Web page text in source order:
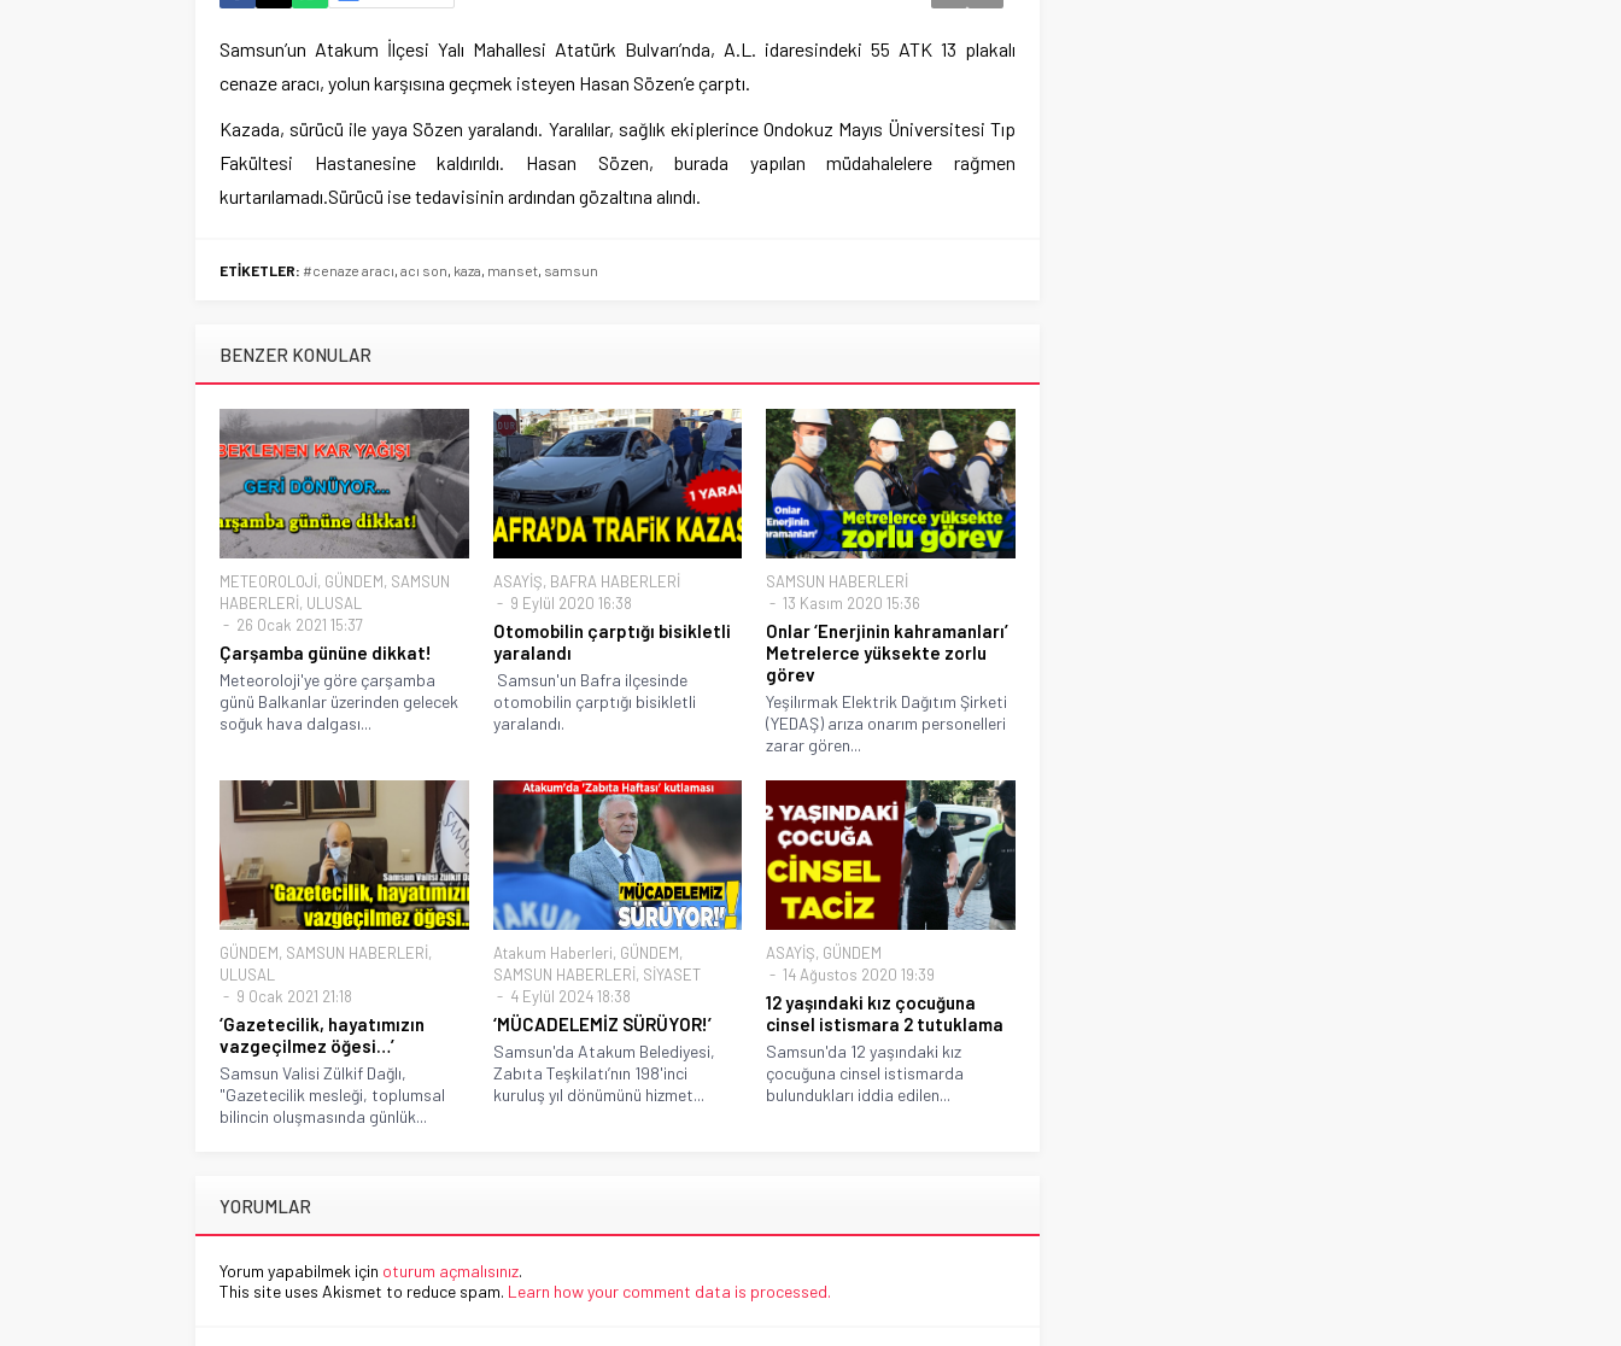
Samsun’un Atakum İlçesi Yalı Mahallesi Atatürk Bulvarı’nda, A.L. idaresindeki 55 ATK 13 plakalı
cenaze aracı, yolun karşısına geçmek isteyen Hasan Sözen’e çarptı.
Kazada, sürücü ile yaya Sözen yaralandı. Yaralılar, sağlık ekiplerince Ondokuz Mayıs Üniversitesi Tıp
Fakültesi Hastanesine kaldırıldı. Hasan Sözen, burada yapılan müdahalelere rağmen
kurtarılamadı.Sürücü ise tedavisinin ardından gözaltına alındı.
ETİKETLER: #cenaze aracı, acı son, kaza, manset, samsun
BENZER KONULAR
METEOROLOJİ, GÜNDEM, SAMSUN
HABERLERİ, ULUSAL
26 Ocak 2021 15:37
Çarşamba gününe dikkat!
Meteoroloji'ye göre çarşamba
günü Balkanlar üzerinden gelecek
soğuk hava dalgası...
ASAYİŞ, BAFRA HABERLERİ
9 Eylül 2020 16:38
Otomobilin çarptığı bisikletli
yaralandı
Samsun'un Bafra ilçesinde
otomobilin çarptığı bisikletli
yaralandı.
SAMSUN HABERLERİ
13 Kasım 2020 15:36
Onlar ‘Enerjinin kahramanları’
Metrelerce yüksekte zorlu
görev
Yeşilırmak Elektrik Dağıtım Şirketi
(YEDAŞ) arıza onarım personelleri
zarar gören...
GÜNDEM, SAMSUN HABERLERİ,
ULUSAL
9 Ocak 2021 21:18
‘Gazetecilik, hayatımızın
vazgeçilmez öğesi…’
Samsun Valisi Zülkif Dağlı,
"Gazetecilik mesleği, toplumsal
bilincin oluşmasında günlük...
Atakum Haberleri, GÜNDEM,
SAMSUN HABERLERİ, SİYASET
4 Eylül 2024 18:38
‘MÜCADELEMİZ SÜRÜYOR!’
Samsun'da Atakum Belediyesi,
Zabıta Teşkilatı’nın 198'inci
kuruluş yıl dönümünü hizmet...
ASAYİŞ, GÜNDEM
14 Ağustos 2020 19:39
12 yaşındaki kız çocuğuna
cinsel istismara 2 tutuklama
Samsun'da 12 yaşındaki kız
çocuğuna cinsel istismarda
bulundukları iddia edilen...
YORUMLAR
Yorum yapabilmek için oturum açmalısınız.
This site uses Akismet to reduce spam. Learn how your comment data is processed.